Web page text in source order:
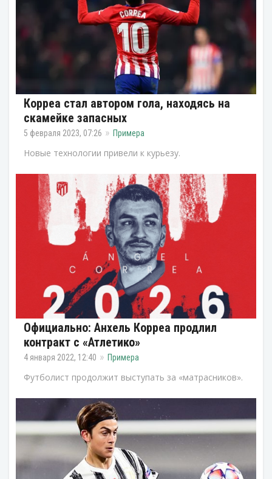
Корреа стал автором гола, находясь на
скамейке запасных
5 февраля 2023, 07:26 Примера
Новые технологии привели к курьезу.
Официально: Анхель Корреа продлил
контракт с «Атлетико»
4 января 2022, 12:40 Примера
Футболист продолжит выступать за «матрасников».